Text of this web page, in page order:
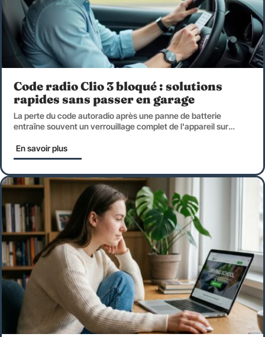
Code radio Clio 3 bloqué : solutions
rapides sans passer en garage
La perte du code autoradio après une panne de batterie
entraîne souvent un verrouillage complet de l'appareil sur…
En savoir plus